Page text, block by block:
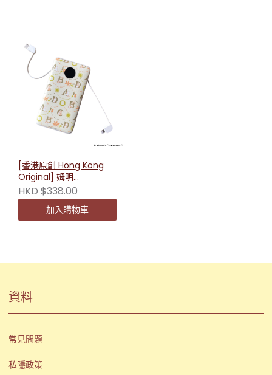
[香港原創 Hong Kong
Original] 姆明
10000mAh便攜充電器
230030
HKD $338.00
加入購物車
資料
常見問題
私隱政策